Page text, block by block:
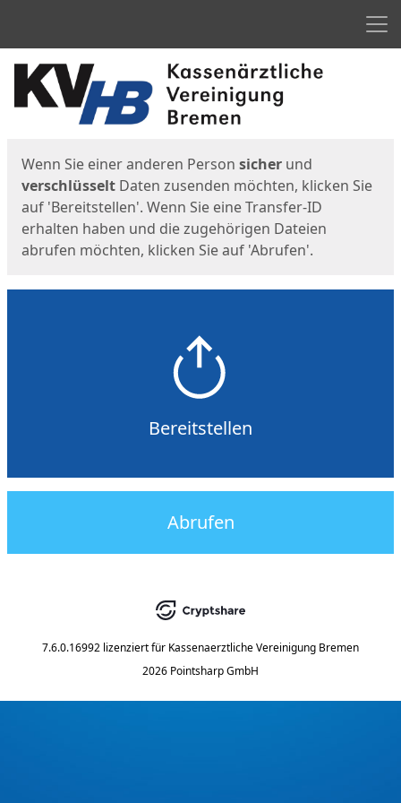
Start
Wenn Sie einer anderen Person sicher und
verschlüsselt Daten zusenden möchten, klicken Sie
auf 'Bereitstellen'. Wenn Sie eine Transfer-ID
erhalten haben und die zugehörigen Dateien
abrufen möchten, klicken Sie auf 'Abrufen'.
Bereitstellen
Abrufen
7.6.0.16992 lizenziert für Kassenaerztliche Vereinigung Bremen
2026 Pointsharp GmbH